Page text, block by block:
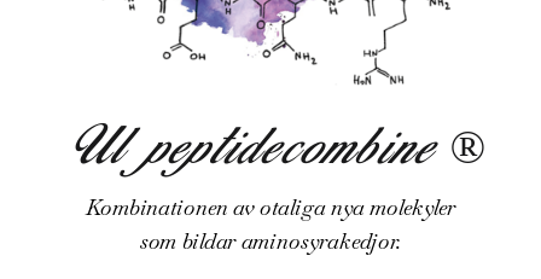
Ul peptidecombine ®
Kombinationen av otaliga nya molekyler
som bildar aminosyrakedjor.